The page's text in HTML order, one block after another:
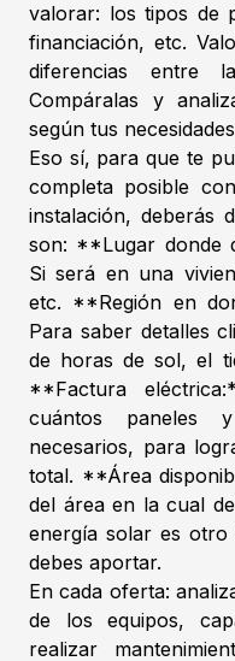
valorar: los tipos de
financiación, etc.
diferencias entre
Compáralas y
según tus
Eso sí, para que te
completa posible
instalación, deberás
son: **Lugar donde
Si será en una
etc. **Región en
Para saber detalles
de horas de sol, el
**Factura
cuántos paneles
necesarios, para
total. **Área
del área en la cual
energía solar es otro
debes aportar.
En cada oferta:
de los equipos,
realizar